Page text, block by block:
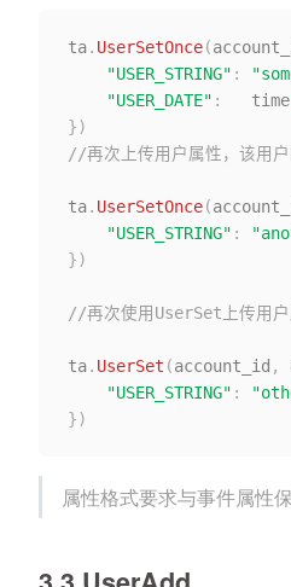
ta. UserSetOnce(
"USER_STRING" :
"USER_DATE" :
   time
})
//再次上传用户属性，该用
ta. UserSetOnce(
"USER_STRING" :
})
//再次使用UserSet上传用
ta. UserSet (account_id ,
"USER_STRING" :
})
属性格式要求与事件属性保